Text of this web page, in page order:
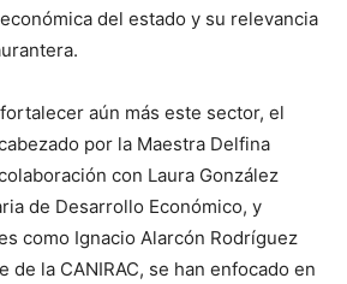
del estado y su relevancia
aún más este sector, el
por la Maestra Delfina
con Laura González
de Desarrollo Económico, y
como Ignacio Alarcón Rodríguez
de la CANIRAC, se han enfocado en